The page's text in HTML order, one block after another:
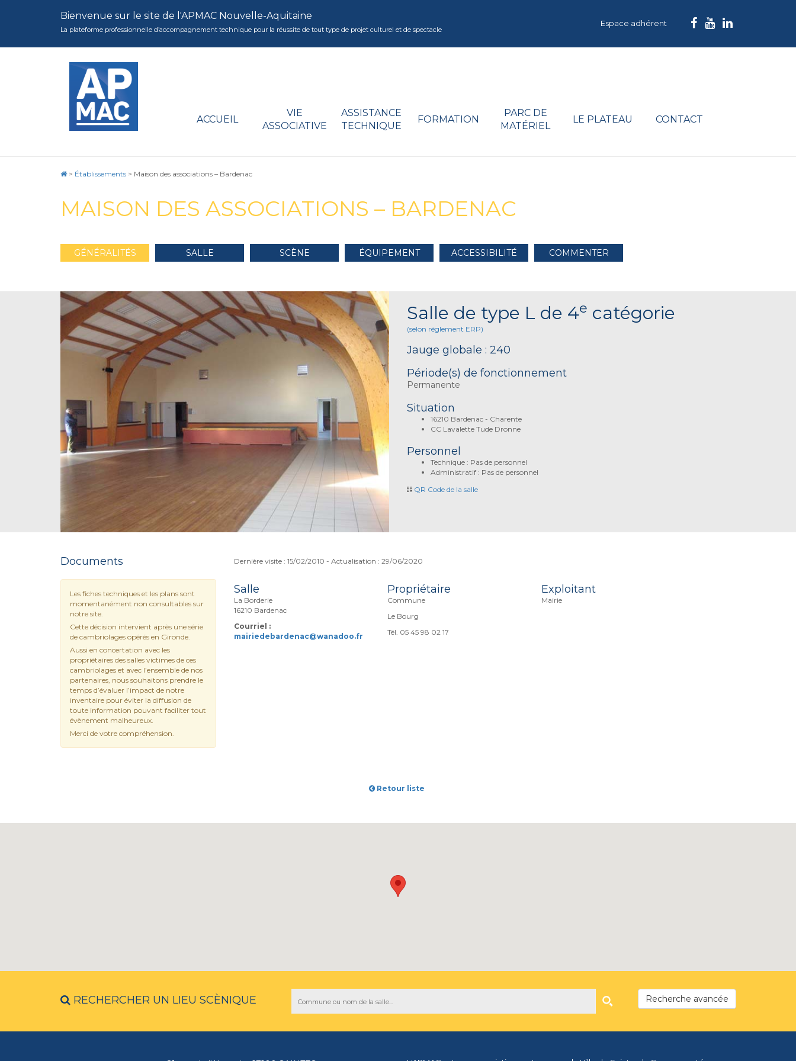
Bienvenue sur le site de l'APMAC Nouvelle-Aquitaine
La plateforme professionnelle d’accompagnement technique pour la réussite de tout type de projet culturel et de spectacle
Espace adhérent
ACCUEIL
VIE
ASSOCIATIVE
ASSISTANCE
TECHNIQUE
FORMATION
PARC DE
MATÉRIEL
LE PLATEAU CONTACT
> Établissements > Maison des associations – Bardenac
MAISON DES ASSOCIATIONS – BARDENAC
GÉNÉRALITÉS SALLE SCÈNE ÉQUIPEMENT ACCESSIBILITÉ COMMENTER
Salle de type L de 4e catégorie
(selon réglement ERP)
Jauge globale : 240
Période(s) de fonctionnement
Permanente
Situation
16210 Bardenac - Charente
CC Lavalette Tude Dronne
Personnel
Technique : Pas de personnel
Administratif : Pas de personnel
QR Code de la salle
Documents
Les fiches techniques et les plans sont
momentanément non consultables sur
notre site.
Cette décision intervient après une série
de cambriolages opérés en Gironde.
Aussi en concertation avec les
propriétaires des salles victimes de ces
cambriolages et avec l’ensemble de nos
partenaires, nous souhaitons prendre le
temps d’évaluer l’impact de notre
inventaire pour éviter la diffusion de
toute information pouvant faciliter tout
évènement malheureux.
Merci de votre compréhension.
Dernière visite : 15/02/2010 - Actualisation : 29/06/2020
Salle
La Borderie
16210 Bardenac
Courriel :
mairiedebardenac@wanadoo.fr
Propriétaire
Commune
Le Bourg
Tél. 05 45 98 02 17
Exploitant
Mairie
Retour liste
RECHERCHER UN LIEU SCÈNIQUE Recherche avancée